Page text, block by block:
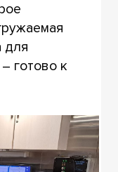
для
готово к